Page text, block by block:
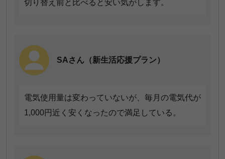
切り替え前と比べると安い気がします。
SAさん（新生活応援プラン）
電気使用量は変わっていないが、毎月の電気代が
1,000円近く安くなったので満足している。